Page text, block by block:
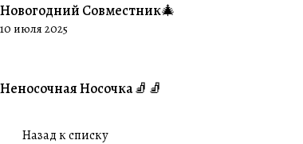
#Совместники
Новогодний Совместник🎄
10 июля 2025
#Ваше творчество
Неносочная Носочка🧦🧦
Назад к списку